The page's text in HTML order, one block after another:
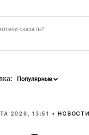
2026, 13:51 •